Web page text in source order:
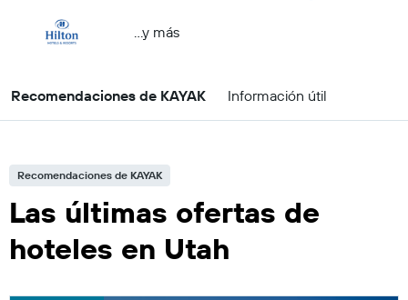
...y más
Recomendaciones de KAYAK Información útil
Recomendaciones de KAYAK
Las últimas ofertas de
hoteles en Utah